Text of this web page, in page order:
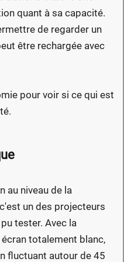
quant à sa capacité.
de regarder un
être rechargée avec
pour voir si ce qui est
au niveau de la
un des projecteurs
tester. Avec la
totalement blanc,
fluctuant autour de 45